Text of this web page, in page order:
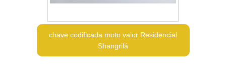
chave codificada moto valor Residencial
Shangrilá